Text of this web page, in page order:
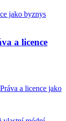
a licence
a licence jako